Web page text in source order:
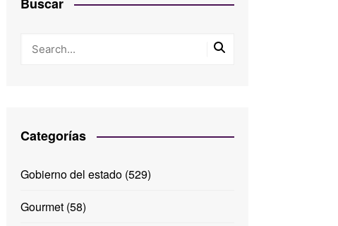
Categorías
Gobierno del estado(529)
Gourmet(58)